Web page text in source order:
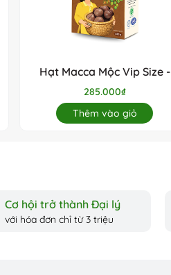
Hạt Macca Mộc Vip Size -
450g
285.000₫
Thêm vào giỏ
Cơ hội trở thành Đại lý
với hóa đơn chỉ từ 3 triệu